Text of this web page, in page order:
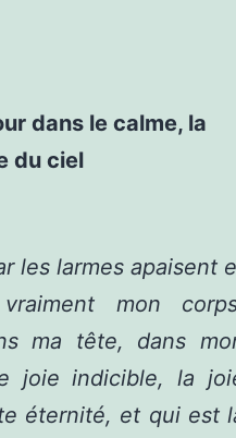
dans le calme, la
du ciel
les larmes apaisent
mon
ma tête, dans
joie indicible, la
éternité, et qui est